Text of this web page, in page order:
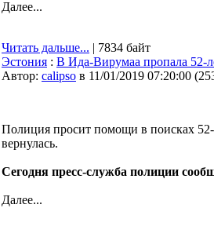
Далее...
Читать дальше... | 7834 байт
Эстония : В Ида-Вирумаа пропала 52-
Автор: calipso в 11/01/2019 07:20:00 (
Полиция просит помощи в поисках
вернулась.
Сегодня пресс-служба полиции
Далее...